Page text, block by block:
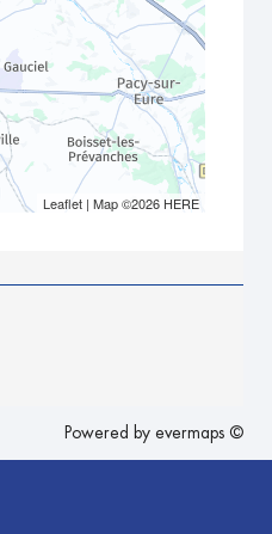
Leaflet| Map ©2026 HERE
Powered by evermaps ©